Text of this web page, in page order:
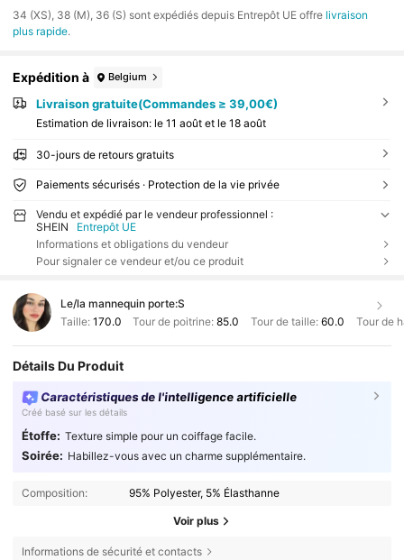
​34 (XS), 38 (M), 36 (S) sont expédiés depuis Entrepôt UE offre livraison
plus rapide.
Expédition à Belgium
Livraison gratuite(Commandes ≥ 39,00€)
Estimation de livraison: le 11 août et le 18 août
30-jours de retours gratuits
Paiements sécurisés · Protection de la vie privée
Vendu et expédié par le vendeur professionnel :
SHEIN
Entrepôt UE
Informations et obligations du vendeur
Pour signaler ce vendeur et/ou ce produit
Le/la mannequin porte:S
Taille: 170.0 Tour de poitrine:85.0 Tour de taille: 60.0 Tour de
Détails Du Produit
Caractéristiques de l'intelligence artificielle
Créé basé sur les détails
Étoffe: Texture simple pour un coiffage facile.
Soirée: Habillez-vous avec un charme supplémentaire.
Composition: 95% Polyester, 5% Élasthanne
Voir plus
Informations de sécurité et contacts